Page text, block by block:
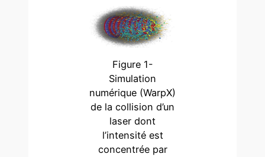
Figure 1-
Simulation
numérique (WarpX)
de la collision d’un
laser dont
l’intensité est
concentrée par